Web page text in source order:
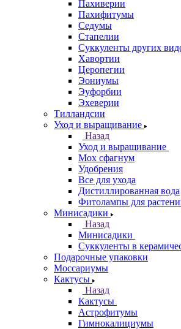
Пахиверии
Пахифитумы
Седумы
Стапелии
Суккуленты других
Хавортии
Церопегии
Эониумы
Эуфорбии
Эхеверии
Тилландсии
Уход и выращивание
Назад
Уход и выращивание
Мох сфагнум
Удобрения
Все для ухода
Дистиллированная вода
Фитолампы для
Минисадики
Назад
Минисадики
Суккуленты в
Подарочные упаковки
Моссариумы
Кактусы
Назад
Кактусы
Астрофитумы
Гимнокалициумы